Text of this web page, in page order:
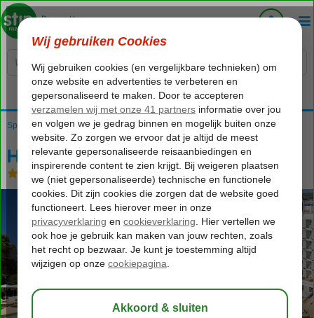
Voelt als thuiskomen...
Spanje Balearen Mallorca Playa de Palma HM Balanguera Beach
HM Balanguera Beach
Logies en ontbijt - Hotel